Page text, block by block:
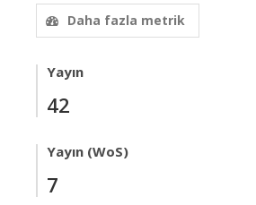
Daha fazla metrik
Yayın
42
Yayın (WoS)
7